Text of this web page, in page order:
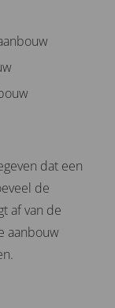
dat een
de
af van de
aanbouw